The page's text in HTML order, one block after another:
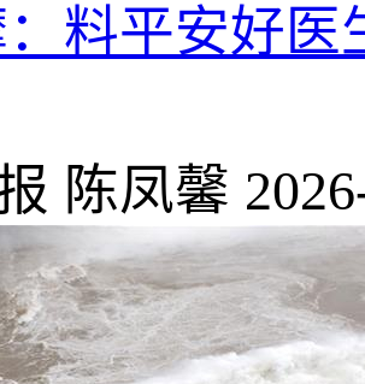
料平安好医
陈凤馨